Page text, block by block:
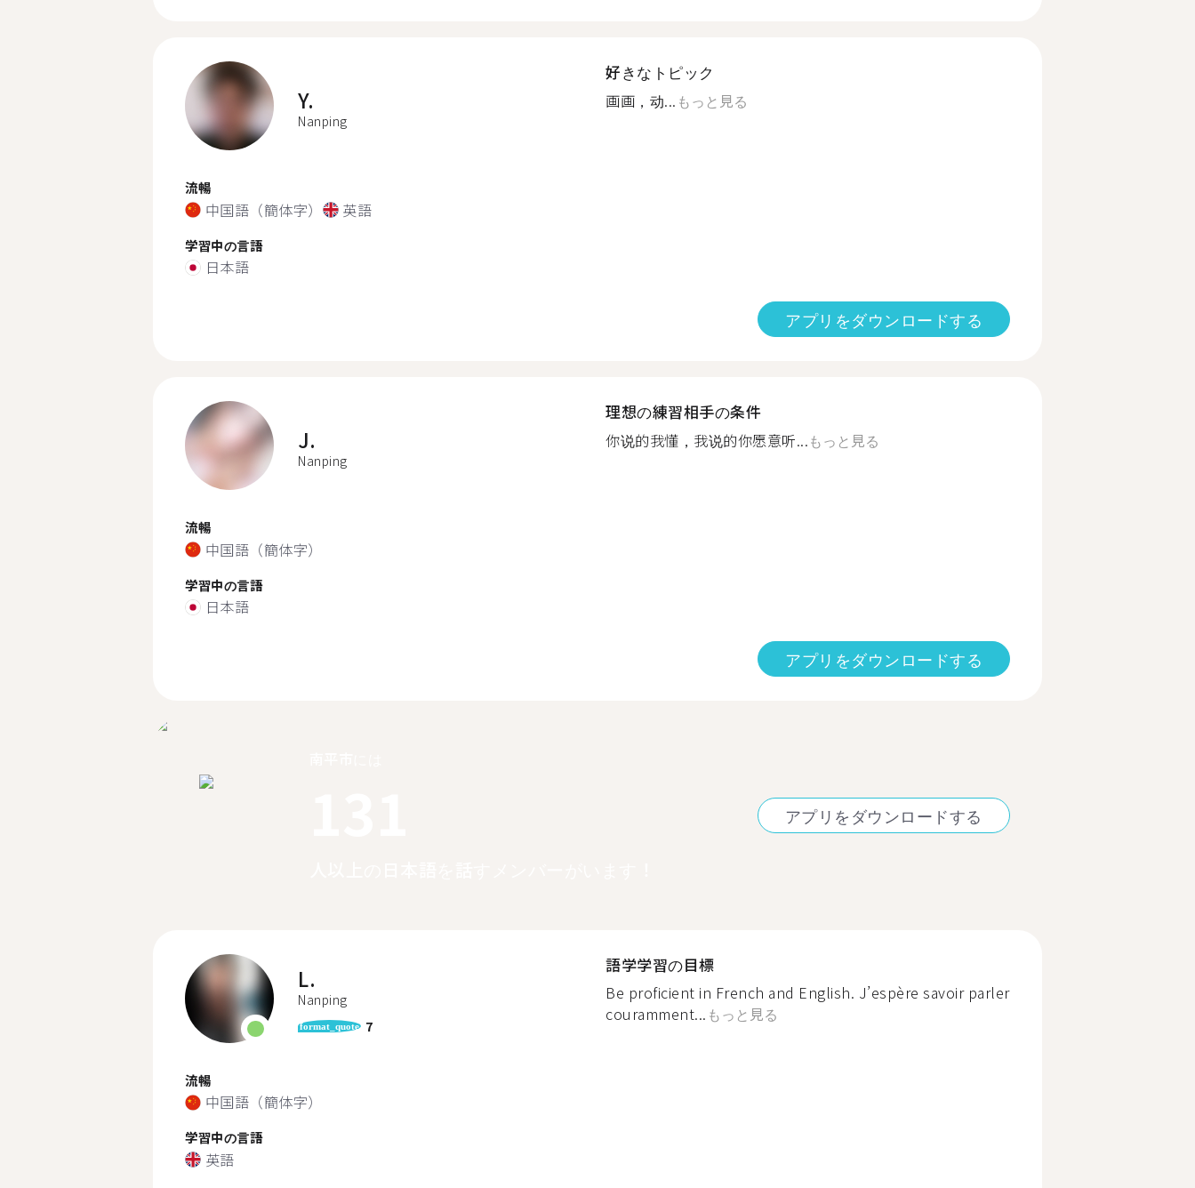
Y.
Nanping
流暢
中国語（簡体字） 英語
学習中の言語
日本語
好きなトピック
画画，动... もっと見る
アプリをダウンロードする
J.
Nanping
流暢
中国語（簡体字）
学習中の言語
日本語
理想の練習相手の条件
你说的我懂，我说的你愿意听...もっと見る
アプリをダウンロードする
アプリをダウンロードする
L.
Nanping
format_quote 7
流暢
中国語（簡体字）
学習中の言語
英語
語学学習の目標
Be proficient in French and English. J’espère savoir parler
couramment... もっと見る